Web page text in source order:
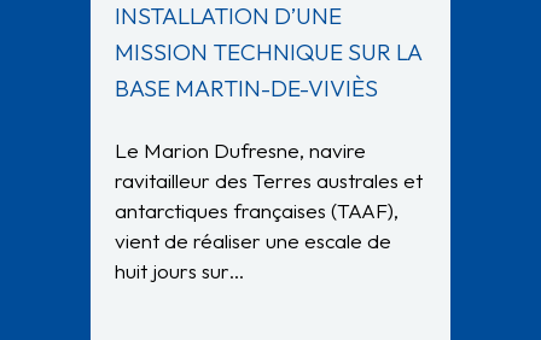
INSTALLATION D’UNE
MISSION TECHNIQUE SUR LA
BASE MARTIN-DE-VIVIÈS
Le Marion Dufresne, navire
ravitailleur des Terres australes et
antarctiques françaises (TAAF),
vient de réaliser une escale de
huit jours sur…